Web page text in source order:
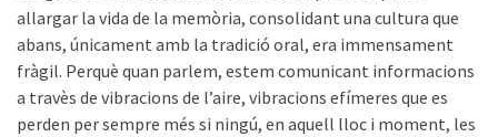
allargar la vida de la memòria, consolidant una cultura que
abans, únicament amb la tradició oral, era immensament
fràgil. Perquè quan parlem, estem comunicant informacions
a travès de vibracions de l’aire, vibracions efímeres que es
perden per sempre més si ningú, en aquell lloc i moment, les